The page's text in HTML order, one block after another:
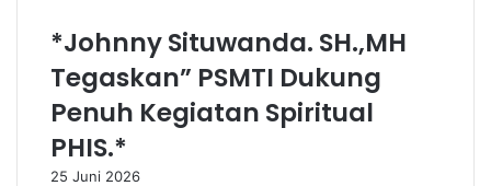
*Johnny Situwanda. SH.,MH
Tegaskan” PSMTI Dukung
Penuh Kegiatan Spiritual
PHIS.*
25 Juni 2026